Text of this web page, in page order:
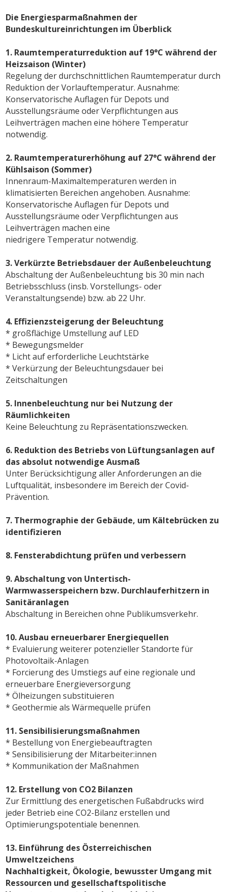
Die Energiesparmaßnahmen der
Bundeskultureinrichtungen im Überblick
1. Raumtemperaturreduktion auf 19°C während der
Heizsaison (Winter)
Regelung der durchschnittlichen Raumtemperatur durch
Reduktion der Vorlauftemperatur. Ausnahme:
Konservatorische Auflagen für Depots und
Ausstellungsräume oder Verpflichtungen aus
Leihverträgen machen eine höhere Temperatur
notwendig.
2. Raumtemperaturerhöhung auf 27°C während der
Kühlsaison (Sommer)
Innenraum-Maximaltemperaturen werden in
klimatisierten Bereichen angehoben. Ausnahme:
Konservatorische Auflagen für Depots und
Ausstellungsräume oder Verpflichtungen aus
Leihverträgen machen eine
niedrigere Temperatur notwendig.
3. Verkürzte Betriebsdauer der Außenbeleuchtung
Abschaltung der Außenbeleuchtung bis 30 min nach
Betriebsschluss (insb. Vorstellungs- oder
Veranstaltungsende) bzw. ab 22 Uhr.
4. Effizienzsteigerung der Beleuchtung
* großflächige Umstellung auf LED
* Bewegungsmelder
* Licht auf erforderliche Leuchtstärke
* Verkürzung der Beleuchtungsdauer bei
Zeitschaltungen
5. Innenbeleuchtung nur bei Nutzung der
Räumlichkeiten
Keine Beleuchtung zu Repräsentationszwecken.
6. Reduktion des Betriebs von Lüftungsanlagen auf
das absolut notwendige Ausmaß
Unter Berücksichtigung aller Anforderungen an die
Luftqualität, insbesondere im Bereich der Covid-
Prävention.
7. Thermographie der Gebäude, um Kältebrücken zu
identifizieren
8. Fensterabdichtung prüfen und verbessern
9. Abschaltung von Untertisch-
Warmwasserspeichern bzw. Durchlauferhitzern in
Sanitäranlagen
Abschaltung in Bereichen ohne Publikumsverkehr.
10. Ausbau erneuerbarer Energiequellen
* Evaluierung weiterer potenzieller Standorte für
Photovoltaik-Anlagen
* Forcierung des Umstiegs auf eine regionale und
erneuerbare Energieversorgung
* Ölheizungen substituieren
* Geothermie als Wärmequelle prüfen
11. Sensibilisierungsmaßnahmen
* Bestellung von Energiebeauftragten
* Sensibilisierung der Mitarbeiter:innen
* Kommunikation der Maßnahmen
12. Erstellung von CO2 Bilanzen
Zur Ermittlung des energetischen Fußabdrucks wird
jeder Betrieb eine CO2-Bilanz erstellen und
Optimierungspotentiale benennen.
13. Einführung des Österreichischen
Umweltzeichens
Nachhaltigkeit, Ökologie, bewusster Umgang mit
Ressourcen und gesellschaftspolitische